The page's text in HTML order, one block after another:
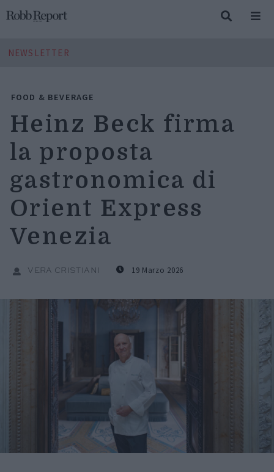
NEWSLETTER
FOOD & BEVERAGE
Heinz Beck firma
la proposta
gastronomica di
Orient Express
Venezia
VERA CRISTIANI 19 Marzo 2026